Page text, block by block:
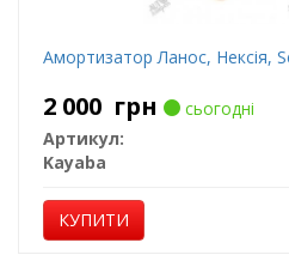
Амортизатор Ланос, Нексія,
2 000 грн
сьогодні
Артикул:
Kayaba
КУПИТИ